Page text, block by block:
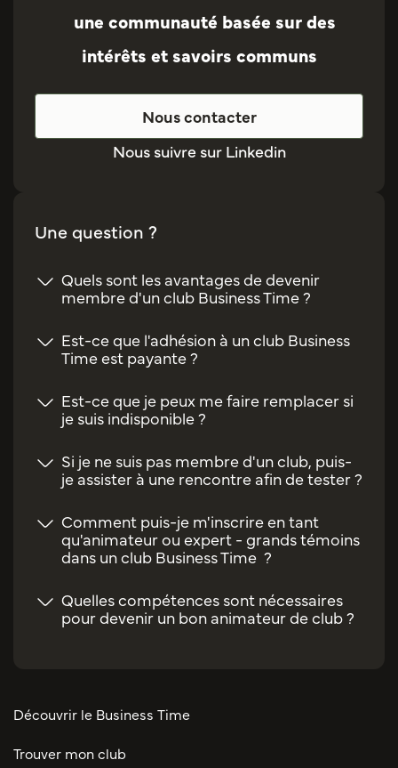
une communauté basée sur des
intérêts et savoirs communs
Nous contacter
Nous suivre sur Linkedin
Une question ?
Quels sont les avantages de devenir
membre d'un club Business Time ?
Est-ce que l'adhésion à un club Business
Time est payante ?
Est-ce que je peux me faire remplacer si
je suis indisponible ?
Si je ne suis pas membre d'un club, puis-
je assister à une rencontre afin de tester ?
Comment puis-je m'inscrire en tant
qu'animateur ou expert - grands témoins
dans un club Business Time ?
Quelles compétences sont nécessaires
pour devenir un bon animateur de club ?
Découvrir le Business Time
Trouver mon club